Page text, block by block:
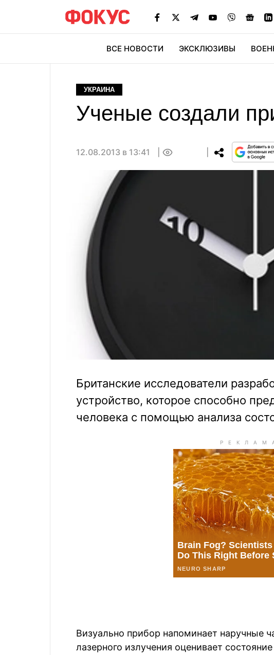
ВСЕ НОВОСТИ ЭКСКЛЮЗИВЫ
УКРАИНА
Ученые создали
12.08.2013 в 13:41
Британские исследователи
устройство, которое способно
человека с помощью анализа
Визуально прибор напоминает наручные
лазерного излучения оценивает